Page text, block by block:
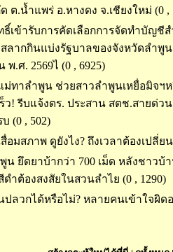
ต.น้ำแพร่ อ.หางดง จ.เชียงใหม่ (0 ,
เข้ารับการคัดเลือกการจัดทำบัญชีส
ลากกินแบ่งรัฐบาลของจังหวัดลำพู
.ศ. 2569ไ (0 , 6925)
ทาลำพูน ช่วยสาวลำพูนเหยื่อมิจฯห
ว! รีบแจ้งตร. ประสาน สตช.สายด่ว
(0 , 502)
อมสภาพ ดูยังไง? ถึงเวลาต้องเปลี่ย
น ยึดยาบ้ากว่า 700 เม็ด หลังชาวบ้
ำต้องสงสัยในสวนลำไย (0 , 1290)
ปลวกได้หรือไม่? หลายคนเข้าใจผิ